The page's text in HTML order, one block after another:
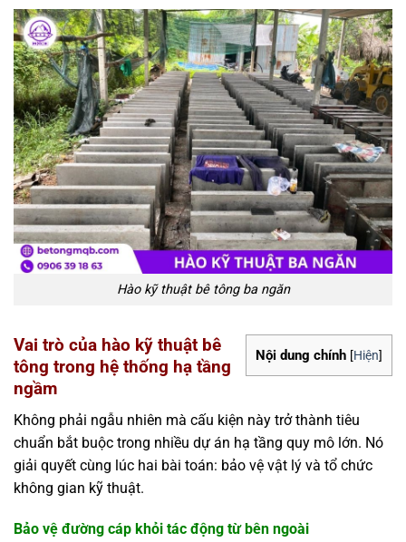
Hào kỹ thuật bê tông ba ngăn
Nội dung chính [Hiện]
Vai trò của hào kỹ thuật bê
tông trong hệ thống hạ tầng
ngầm
Không phải ngẫu nhiên mà cấu kiện này trở thành tiêu
chuẩn bắt buộc trong nhiều dự án hạ tầng quy mô lớn. Nó
giải quyết cùng lúc hai bài toán: bảo vệ vật lý và tổ chức
không gian kỹ thuật.
Bảo vệ đường cáp khỏi tác động từ bên ngoài